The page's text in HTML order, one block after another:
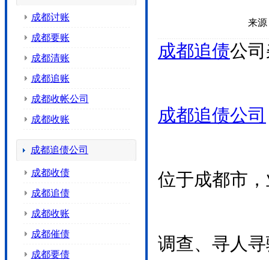
成都讨账
成都要账
成都清账
成都追账
成都收帐公司
成都收账
成都追债公司
成都收债
成都追债
成都收账
成都催债
成都要债
来源
成都追债公
成都追债公司
位于成都市
调查、寻人